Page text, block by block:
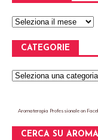
CATEGORIE
Aromaterapia Professionale on
CERCA SU